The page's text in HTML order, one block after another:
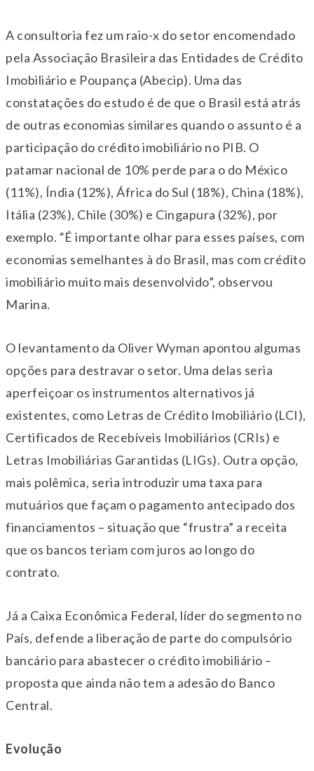
A consultoria fez um raio-x do setor encomendado
pela Associação Brasileira das Entidades de Crédito
Imobiliário e Poupança (Abecip). Uma das
constatações do estudo é de que o Brasil está atrás
de outras economias similares quando o assunto é a
participação do crédito imobiliário no PIB. O
patamar nacional de 10% perde para o do México
(11%), Índia (12%), África do Sul (18%), China (18%),
Itália (23%), Chile (30%) e Cingapura (32%), por
exemplo. “É importante olhar para esses países, com
economias semelhantes à do Brasil, mas com crédito
imobiliário muito mais desenvolvido”, observou
Marina.
O levantamento da Oliver Wyman apontou algumas
opções para destravar o setor. Uma delas seria
aperfeiçoar os instrumentos alternativos já
existentes, como Letras de Crédito Imobiliário (LCI),
Certificados de Recebíveis Imobiliários (CRIs) e
Letras Imobiliárias Garantidas (LIGs). Outra opção,
mais polêmica, seria introduzir uma taxa para
mutuários que façam o pagamento antecipado dos
financiamentos – situação que “frustra” a receita
que os bancos teriam com juros ao longo do
contrato.
Já a Caixa Econômica Federal, líder do segmento no
País, defende a liberação de parte do compulsório
bancário para abastecer o crédito imobiliário –
proposta que ainda não tem a adesão do Banco
Central.
Evolução